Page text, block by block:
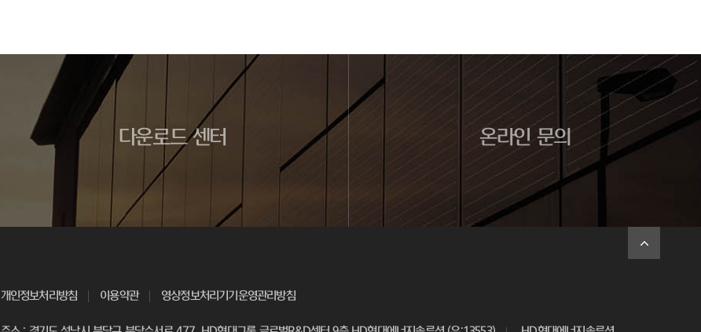
다운로드 센터 온라인 문의
개인정보처리방침 이용약관 영상정보처리기기운영관리방침